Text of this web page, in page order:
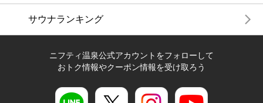
サウナランキング
ニフティ温泉公式アカウントをフォローして
おトク情報やクーポン情報を受け取ろう